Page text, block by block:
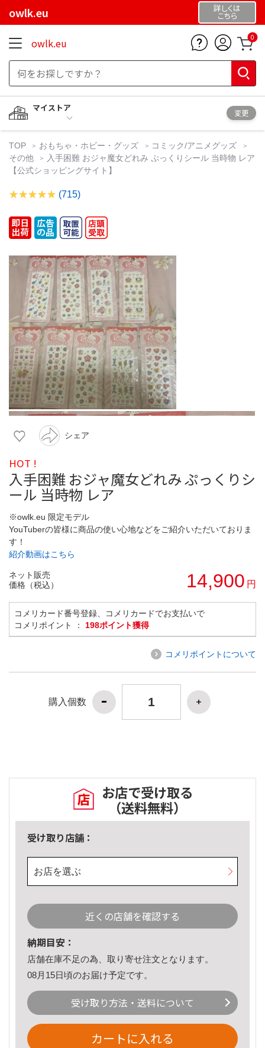
owlk.eu 詳しくは
こちら
owlk.eu 0
マイストア
変更
TOP おもちゃ・ホビー・グッズ
コミック/アニメグッズ
その他
入手困難 おジャ魔女どれみ ぷっくりシール 当時物 レア
【公式ショッピングサイト】
(715)
シェア
HOT !
入手困難 おジャ魔女どれみ ぷっくりシ
ール 当時物 レア
※owlk.eu 限定モデル
YouTuberの皆様に商品の使い心地などをご紹介いただいておりま
す！
紹介動画はこちら
ネット販売
価格（税込）
14,900 円
コメリカード番号登録、コメリカードでお支払いで
コメリポイント ： 198ポイント獲得
コメリポイントについて
購入個数
お店で受け取る
（送料無料）
受け取り店舗：
お店を選ぶ
近くの店舗を確認する
納期目安：
店舗在庫不足の為、取り寄せ注文となります。
08月15日頃のお届け予定です。
受け取り方法・送料について
カートに入れる